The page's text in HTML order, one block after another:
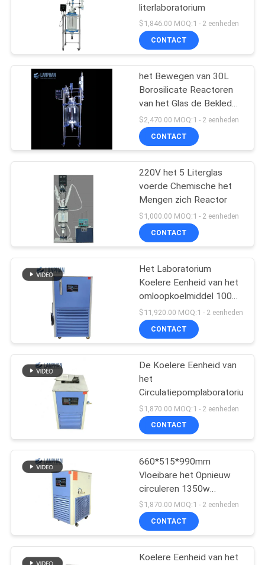
SITEMAP
PRIVACYBELEID
literlaboratorium
$1,846.00 MOQ:1 - 2 eenheden
CONTACT
het Bewegen van 30L
Borosilicate Reactoren
van het Glas de Beklede
Laboratorium
$2,470.00 MOQ:1 - 2 eenheden
CONTACT
220V het 5 Literglas
voerde Chemische het
Mengen zich Reactor
$1,000.00 MOQ:1 - 2 eenheden
CONTACT
Het Laboratorium
Koelere Eenheid van het
omloopkoelmiddel 100L
12630w
$11,920.00 MOQ:1 - 2 eenheden
CONTACT
De Koelere Eenheid van
het
Circulatiepomplaboratorium
$1,870.00 MOQ:1 - 2 eenheden
CONTACT
660*515*990mm
Vloeibare het Opnieuw
circuleren 1350w
Laboratorium Koelere
Eenheid
$1,870.00 MOQ:1 - 2 eenheden
CONTACT
Koelere Eenheid van het